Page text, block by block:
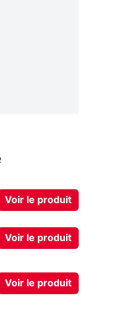
Voir le produit
Voir le produit
Voir le produit